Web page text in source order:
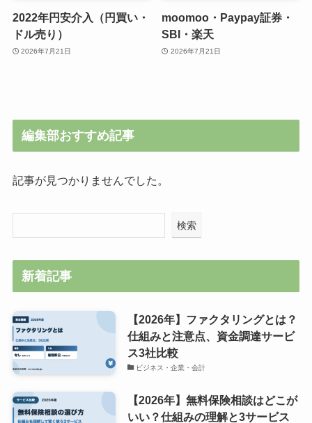
2022年円安介入（円買い・
ドル売り）
2026年7月21日
moomoo・Paypay証券・
SBI・楽天
2026年7月21日
編集部おすすめ記事
記事が見つかりませんでした。
検索
新着記事
【2026年】ファクタリングとは？
仕組みと注意点、資金調達サービ
ス3社比較
ビジネス・企業・会計
【2026年】無料保険相談はどこが
いい？仕組みの理解と3サービス